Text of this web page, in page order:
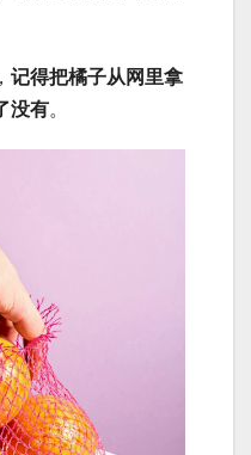
记得把橘子从网里拿
没有。